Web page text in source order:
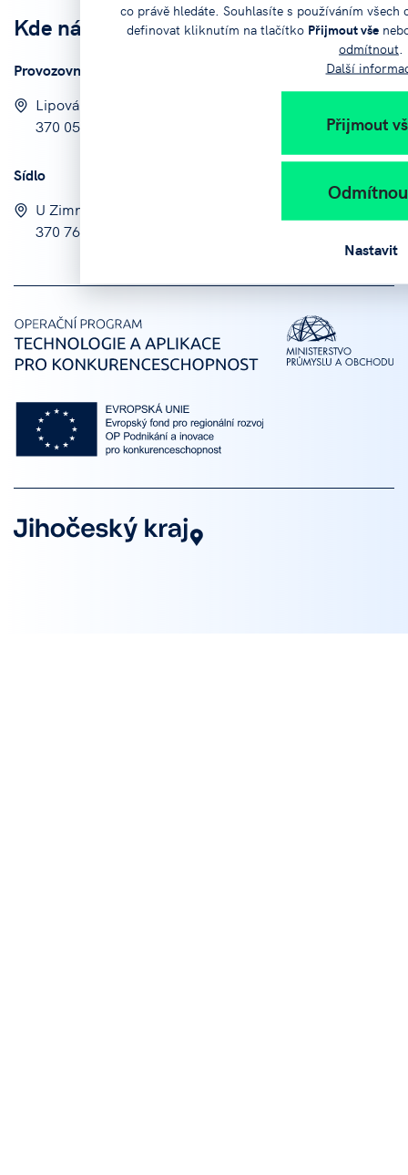
co právě hledáte. Souhlasíte s používáním všech
definovat kliknutím na tlačítko Přijmout vše
odmítnout
Další
Přijmout
Nastavit
Kde nás najdete
Provozovna
Lipová 1789/9
370 05 České Budějovice
Sídlo
U Zimního stadionu 1952/2
370 76 České Budějovice